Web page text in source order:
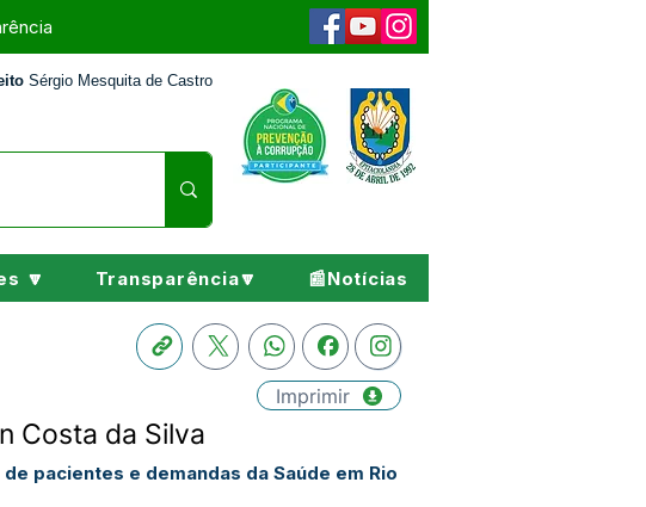
Sérgio Mesquita de Castro
🔽 Transparência🔽 📰Notícias
Imprimir
Costa da Silva
pacientes e demandas da Saúde em Rio